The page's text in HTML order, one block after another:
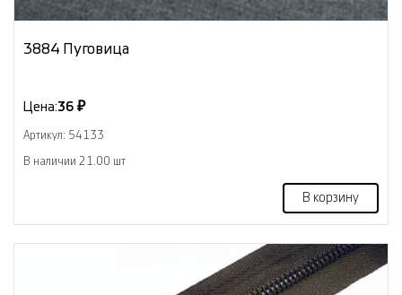
3884 Пуговица
Цена:36 ₽
Артикул: 54133
В наличии 21.00 шт
В корзину